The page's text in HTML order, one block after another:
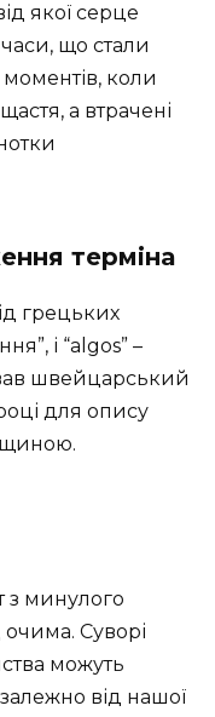
якої серце
часи, що стали
коли
а втрачені
терміна
грецьких
і “algos” –
швейцарський
для опису
з минулого
очима. Суворі
можуть
від нашої